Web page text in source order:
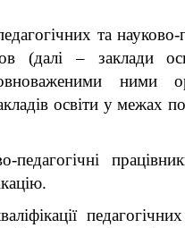
та науково-
(далі – заклади
ними
освіти у межах